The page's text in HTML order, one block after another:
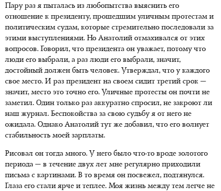
Пару раз я пыталась из любопытства выяснить его
отношение к президенту, прошедшим уличным протестам и
политическим судам, которые стремительно последовали за
этими выступлениями. Но Анатолий отмахивался от этих
вопросов. Говорил, что президента он уважает, потому что
люди его выбрали, а раз люди его выбрали, значит,
достойный должен быть человек. Утверждал, что у каждого
свое место. И раз президент на своем сидит третий срок —
значит, место это точно его. Уличные протесты он почти не
заметил. Один только раз аккуратно спросил, не закроют ли
наш журнал. Беспокойства за свою судьбу я от него не
ожидала. Однако Анатолий тут же добавил, что его волнует
стабильность моей зарплаты.
Рисовал он тогда много. У него было что-то вроде золотого
периода — в течение двух лет мне регулярно приходили
письма с картинами. В то время он посвежел, подтянулся.
Глаза его стали ярче и теплее. Моя жизнь между тем легче не